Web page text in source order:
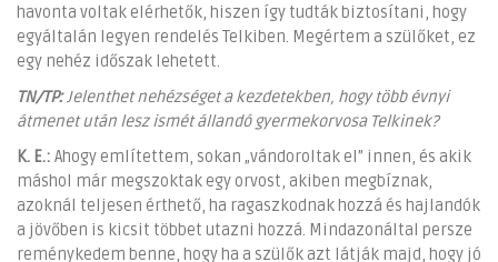
havonta voltak elérhetők, hiszen így tudták biztosítani, hogy
egyáltalán legyen rendelés Telkiben. Megértem a szülőket, ez
egy nehéz időszak lehetett.
TN/TP:Jelenthet nehézséget a kezdetekben, hogy több évnyi
átmenet után lesz ismét állandó gyermekorvosa Telkinek?
K. E.: Ahogy említettem, sokan „vándoroltak el” innen, és akik
máshol már megszoktak egy orvost, akiben megbíznak,
azoknál teljesen érthető, ha ragaszkodnak hozzá és hajlandók
a jövőben is kicsit többet utazni hozzá. Mindazonáltal persze
reménykedem benne, hogy ha a szülők azt látják majd, hogy jó